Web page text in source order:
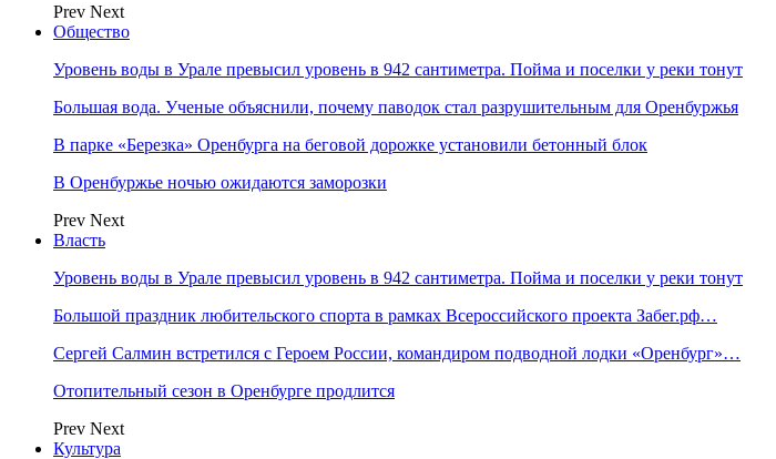
Prev Next
Общество
Уровень воды в Урале превысил уровень в 942 сантиметра. Пойма и поселки у реки тонут
Большая вода. Ученые объяснили, почему паводок стал разрушительным для Оренбуржья
В парке «Березка» Оренбурга на беговой дорожке установили бетонный блок
В Оренбуржье ночью ожидаются заморозки
Prev Next
Власть
Уровень воды в Урале превысил уровень в 942 сантиметра. Пойма и поселки у реки тонут
Большой праздник любительского спорта в рамках Всероссийского проекта Забег.рф…
Сергей Салмин встретился с Героем России, командиром подводной лодки «Оренбург»…
Отопительный сезон в Оренбурге продлится
Prev Next
Культура